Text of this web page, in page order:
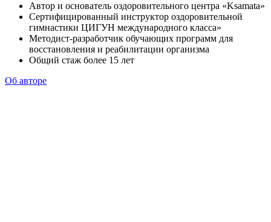
Автор и основатель оздоровительного центра «Ksamata»
Сертифицированный инструктор оздоровительной
гимнастики ЦИГУН международного класса»
Методист-разработчик обучающих программ для
восстановления и реабилитации организма
Общий стаж более 15 лет
Об авторе